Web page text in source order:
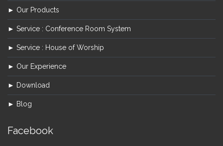
► Our Products
► Service : Conference Room System
► Service : House of Worship
► Our Experience
► Download
► Blog
Facebook